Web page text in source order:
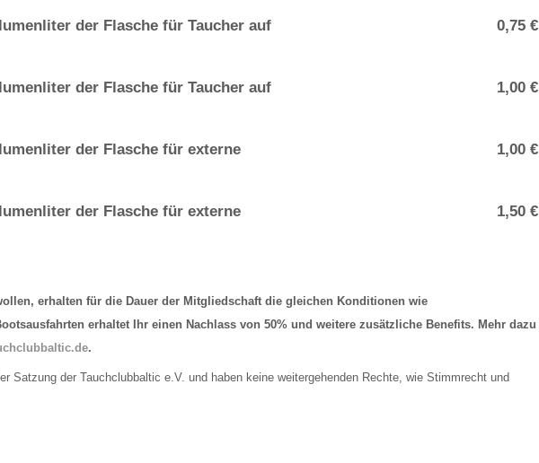
der Flasche für Taucher auf
0,75 €
der Flasche für Taucher auf
1,00 €
der Flasche für externe
1,00 €
der Flasche für externe
1,50 €
erhalten für die Dauer der Mitgliedschaft die gleichen Konditionen wie
erhaltet Ihr einen Nachlass von 50% und weitere zusätzliche Benefits. Mehr dazu
.
Satzung der Tauchclubbaltic e.V. und haben keine weitergehenden Rechte, wie Stimmrecht und